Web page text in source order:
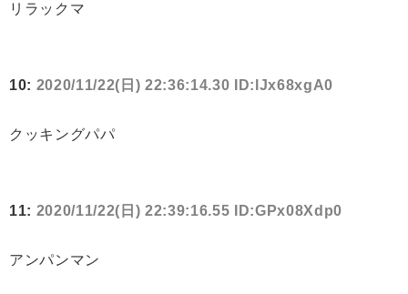
リラックマ
10: 2020/11/22(日) 22:36:14.30 ID:lJx68xgA0
クッキングパパ
11: 2020/11/22(日) 22:39:16.55 ID:GPx08Xdp0
アンパンマン